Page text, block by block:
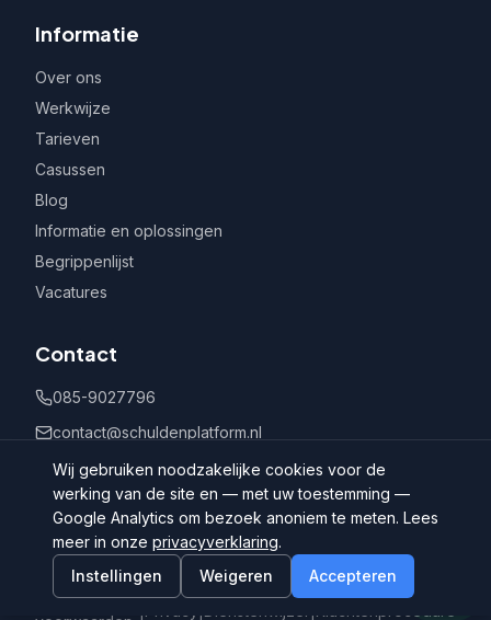
Informatie
Over ons
Werkwijze
Tarieven
Casussen
Blog
Informatie en oplossingen
Begrippenlijst
Vacatures
Contact
085-9027796
contact@schuldenplatform.nl
Postbus 802, 7400 AV Deventer
©
Schuldenplatform.nl
Algemene
Wij gebruiken noodzakelijke cookies voor de
werking van de site en — met uw toestemming —
Google Analytics om bezoek anoniem te meten. Lees
meer in onze privacyverklaring.
Instellingen
Weigeren Accepteren